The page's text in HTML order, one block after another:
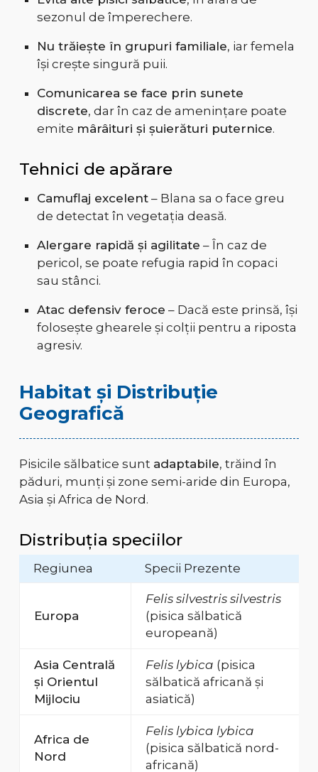
sezonul de împerechere.
Nu trăiește în grupuri familiale, iar femela
își crește singură puii.
Comunicarea se face prin sunete
discrete, dar în caz de amenințare poate
emite mârâituri și șuierături puternice.
Tehnici de apărare
Camuflaj excelent– Blana sa o face greu
de detectat în vegetația deasă.
Alergare rapidă și agilitate – În caz de
pericol, se poate refugia rapid în copaci
sau stânci.
Atac defensiv feroce – Dacă este prinsă, își
folosește ghearele și colții pentru a riposta
agresiv.
Habitat și Distribuție
Geografică
Pisicile sălbatice sunt adaptabile, trăind în
păduri, munți și zone semi-aride din Europa,
Asia și Africa de Nord.
Distribuția speciilor
Regiunea Specii Prezente
Europa
Felis silvestris silvestris
(pisica sălbatică
europeană)
Asia Centrală
și Orientul
Mijlociu
Felis lybica (pisica
sălbatică africană și
asiatică)
Africa de
Nord
Felis lybica lybica
(pisica sălbatică nord-
africană)